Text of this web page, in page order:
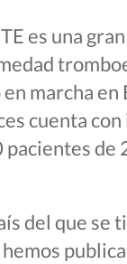
es una
en marcha
cuenta
pacientes de
del que se